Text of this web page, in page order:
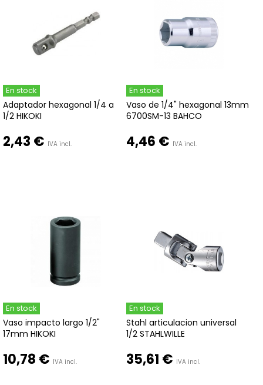
En stock
Adaptador hexagonal 1/4 a
1/2 HIKOKI
2,43 € IVA incl.
En stock
Vaso de 1/4" hexagonal 13mm
6700SM-13 BAHCO
4,46 € IVA incl.
En stock
Vaso impacto largo 1/2"
17mm HIKOKI
10,78 € IVA incl.
En stock
Stahl articulacion universal
1/2 STAHLWILLE
35,61 € IVA incl.